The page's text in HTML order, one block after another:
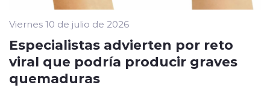
Viernes 10 de julio de 2026
Especialistas advierten por reto
viral que podría producir graves
quemaduras